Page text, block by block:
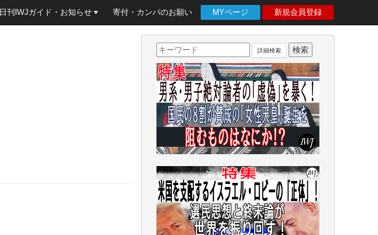
日刊IWJガイド・お知らせ 寄付・カンパのお願い MYページ 新規会員登録
詳細検索